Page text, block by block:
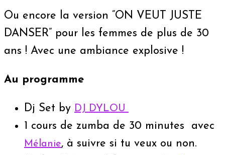
Ou encore la version “ON VEUT JUSTE
DANSER” pour les femmes de plus de 30
ans ! Avec une ambiance explosive !
Au programme
Dj Set by DJ DYLOU
1 cours de zumba de 30 minutes avec
Mélanie, à suivre si tu veux ou non.